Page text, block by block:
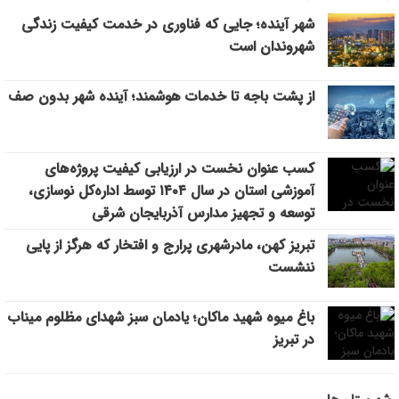
10:30
افزایش محدوده تردد خودروهای ارس‌پلاک به استان‌های شمال و
شمال‌غرب کشور
9:27 رفع مشکلات اراضی فاز ۲ خاوران با جدیت دنبال می‌شود
9:20 از پشت باجه تا خدمات هوشمند؛ آینده شهر بدون صف
شهر آینده؛ جایی که فناوری در خدمت کیفیت زندگی
شهروندان است
از پشت باجه تا خدمات هوشمند؛ آینده شهر بدون صف
کسب عنوان نخست در ارزیابی کیفیت پروژه‌های
آموزشی استان در سال ۱۴۰۴ توسط اداره‌کل نوسازی،
توسعه و تجهیز مدارس آذربایجان شرقی
تبریز کهن، مادرشهری پرارج و افتخار که هرگز از پایی
ننشست
باغ میوه شهید ماکان؛ یادمان سبز شهدای مظلوم میناب
در تبریز